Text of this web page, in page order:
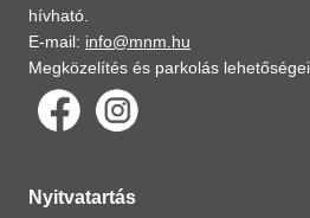
hívható.
E-mail: info@mnm.hu
Megközelítés és parkolás lehetőségei
Nyitvatartás